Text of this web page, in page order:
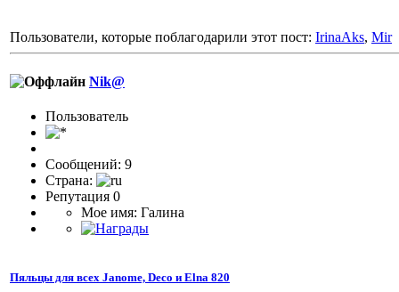
Пользователи, которые поблагодарили этот пост: IrinaAks, Mir
Nik@
Пользователь
Сообщений: 9
Страна:
Репутация 0
Мое имя: Галина
Пяльцы для всех Janome, Deco и Elna 820